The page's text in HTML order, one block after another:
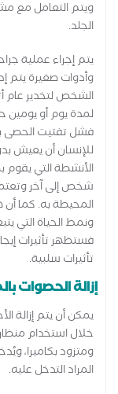
ويتم التعامل مع
الجلد.
يتم إجراء عملية
وأدوات صغيرة يتم
الشخص لتخدير عام
لمدة يوم أو يومين
فشل تفتيت الحصى
للإنسان أن يعيش
الأنشطة التي
شخص إلى آخر
المحيطة به. كما أن
ونمط الحياة التي
فستظهر تأثيرات
تأثيرات سلبية.
إزالة الحصوات
يمكن أن يتم إزالة
خلال استخدام
ومتزود بكاميرا،
المراد التدخل عليه.